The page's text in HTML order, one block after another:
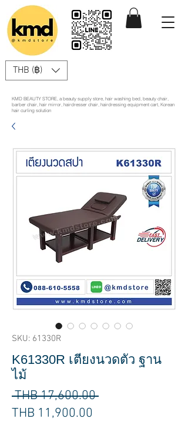
THB (฿)
KMD BEAUTY STORE, a beauty supply store, hair washing bed, beauty chair,
barber chair, hair mirror, hairdresser chair, hairdressing equipment cart, Korean
hair curling solution
SKU: 61330R
K61330R เตียงนวดตัว ฐาน
ไม้
THB 17,600.00 Regular
THB 11,900.00